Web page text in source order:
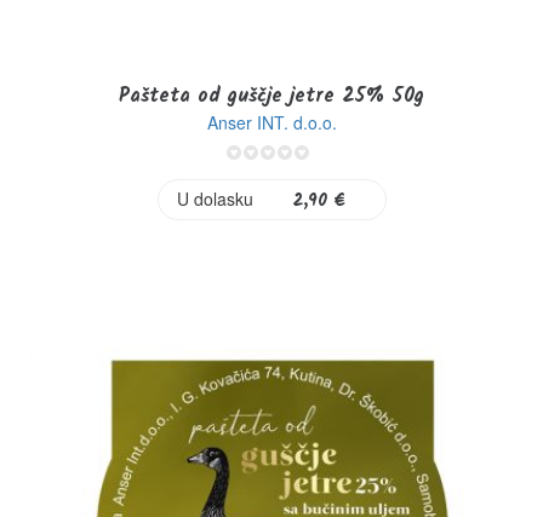
Pašteta od guščje jetre 25% 50g
Anser INT. d.o.o.
U dolasku
2,90 €